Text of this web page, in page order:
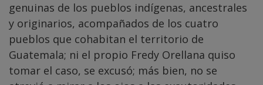
genuinas de los pueblos indígenas, ancestrales
y originarios, acompañados de los cuatro
pueblos que cohabitan el territorio de
Guatemala; ni el propio Fredy Orellana quiso
tomar el caso, se excusó; más bien, no se